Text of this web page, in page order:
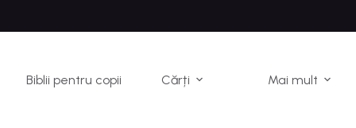
Biblii pentru copii Cărți Mai mult